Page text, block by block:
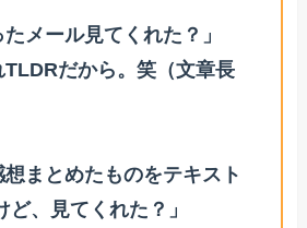
メール見てくれた？」
だから。笑（文章長
まとめたものをテキスト
ど、見てくれた？」